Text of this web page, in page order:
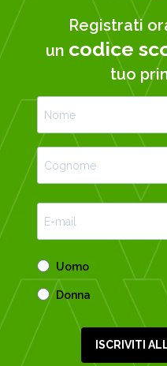
Registrati
un codice
tuo
Uomo
Donna
ISCRIVITI